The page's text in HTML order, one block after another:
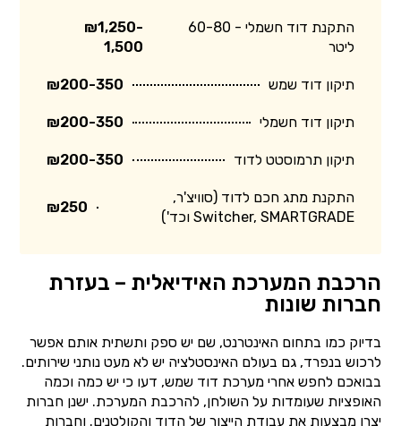
התקנת דוד חשמלי - 60-80
ליטר
₪1,250-
1,500
תיקון דוד שמש ₪200-350
תיקון דוד חשמלי ₪200-350
תיקון תרמוסטט לדוד ₪200-350
התקנת מתג חכם לדוד (סוויצ'ר,
Switcher, SMARTGRADE וכד')
₪250
הרכבת המערכת האידיאלית – בעזרת
חברות שונות
בדיוק כמו בתחום האינטרנט, שם יש ספק ותשתית אותם אפשר
לרכוש בנפרד, גם בעולם האינסטלציה יש לא מעט נותני שירותים.
בבואכם לחפש אחרי מערכת דוד שמש, דעו כי יש כמה וכמה
האופציות שעומדות על השולחן, להרכבת המערכת. ישנן חברות
יצרן מבצעות את עבודת הייצור של הדוד והקולטנים. וחברות